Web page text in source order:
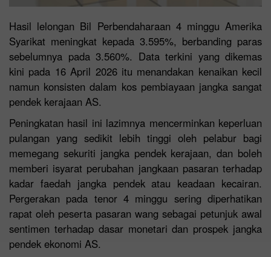
Hasil lelongan Bil Perbendaharaan 4 minggu Amerika
Syarikat meningkat kepada 3.595%, berbanding paras
sebelumnya pada 3.560%. Data terkini yang dikemas
kini pada 16 April 2026 itu menandakan kenaikan kecil
namun konsisten dalam kos pembiayaan jangka sangat
pendek kerajaan AS.
Peningkatan hasil ini lazimnya mencerminkan keperluan
pulangan yang sedikit lebih tinggi oleh pelabur bagi
memegang sekuriti jangka pendek kerajaan, dan boleh
memberi isyarat perubahan jangkaan pasaran terhadap
kadar faedah jangka pendek atau keadaan kecairan.
Pergerakan pada tenor 4 minggu sering diperhatikan
rapat oleh peserta pasaran wang sebagai petunjuk awal
sentimen terhadap dasar monetari dan prospek jangka
pendek ekonomi AS.